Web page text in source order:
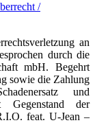
/
an
durch die
mbH. Begehrt
sowie die Zahlung
und
Gegenstand der
feat. U-Jean –